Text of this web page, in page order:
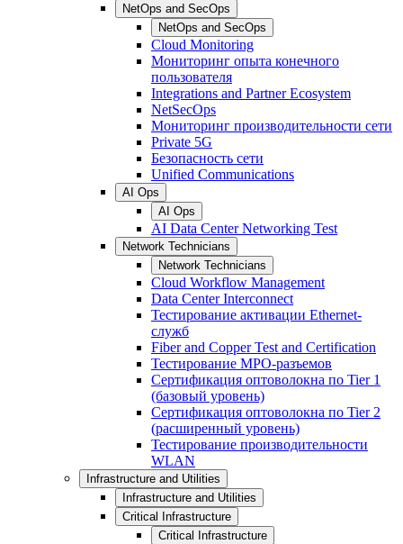
NetOps and SecOps
NetOps and SecOps
Cloud Monitoring
Мониторинг опыта конечного
пользователя
Integrations and Partner Ecosystem
NetSecOps
Мониторинг производительности сети
Private 5G
Безопасность сети
Unified Communications
AI Ops
AI Ops
AI Data Center Networking Test
Network Technicians
Network Technicians
Cloud Workflow Management
Data Center Interconnect
Тестирование активации Ethernet-
служб
Fiber and Copper Test and Certification
Тестирование МРО-разъемов
Сертификация оптоволокна по Tier 1
(базовый уровень)
Сертификация оптоволокна по Tier 2
(расширенный уровень)
Тестирование производительности
WLAN
Infrastructure and Utilities
Infrastructure and Utilities
Critical Infrastructure
Critical Infrastructure